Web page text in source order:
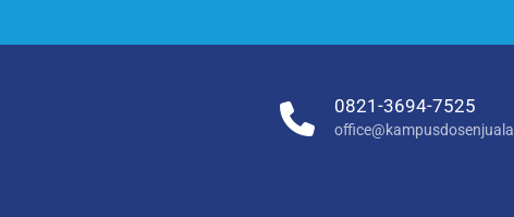
0821-3694-7525